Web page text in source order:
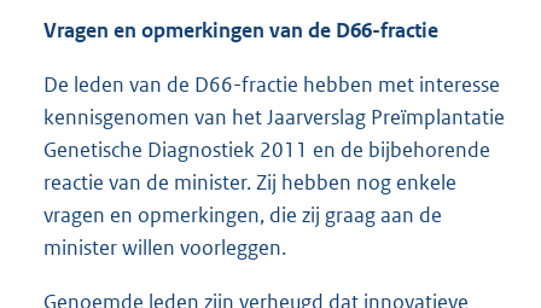
Vragen en opmerkingen van de D66-fractie
De leden van de D66-fractie hebben met interesse
kennisgenomen van het Jaarverslag Preïmplantatie
Genetische Diagnostiek 2011 en de bijbehorende
reactie van de minister. Zij hebben nog enkele
vragen en opmerkingen, die zij graag aan de
minister willen voorleggen.
Genoemde leden zijn verheugd dat innovatieve